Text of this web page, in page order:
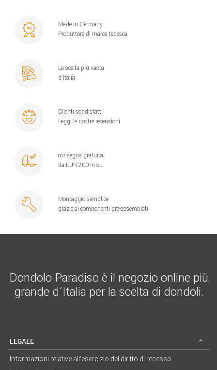
Made in Germany
Produttore di marca tedesca
La scelta più vasta
d´Italia
Clienti soddisfatti
Leggi le nostre recensioni
consegna gratuita
da EUR 200 in su
Montaggio semplice
grazie ai componenti pre-assemblati
Dondolo Paradiso è il negozio online più
grande d´Italia per la scelta di dondoli.
LEGALE
Informazioni relative all’esercizio del diritto di recesso